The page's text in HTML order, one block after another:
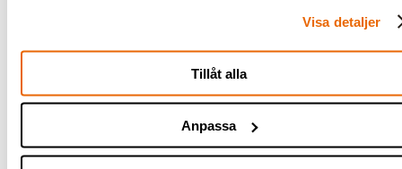
Visa detaljer
Tillåt alla
Anpassa
Inspiration och kunskap
Artiklar om service